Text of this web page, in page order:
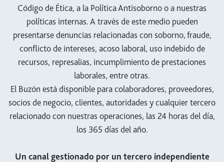
Código de Ética, a la Política Antisoborno o a nuestras
políticas internas. A través de este medio pueden
presentarse denuncias relacionadas con soborno, fraude,
conflicto de intereses, acoso laboral, uso indebido de
recursos, represalias, incumplimiento de prestaciones
laborales, entre otras.
El Buzón está disponible para colaboradores, proveedores,
socios de negocio, clientes, autoridades y cualquier tercero
relacionado con nuestras operaciones, las 24 horas del día,
los 365 días del año.
Un canal gestionado por un tercero independiente